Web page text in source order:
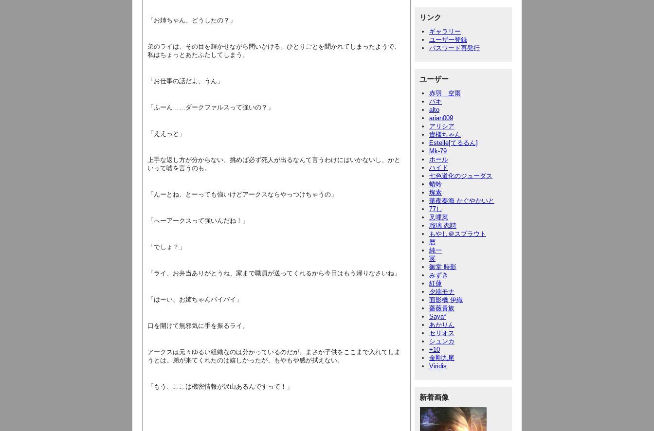
「お姉ちゃん、どうしたの？」
弟のライは、その目を輝かせながら問いかける。ひとりごとを聞かれてしまったようで、
私はちょっとあたふたしてしまう。
「お仕事の話だよ、うん」
「ふーん……ダークファルスって強いの？」
「ええっと」
上手な返し方が分からない。挑めば必ず死人が出るなんて言うわけにはいかないし、かと
いって嘘を言うのも。
「んーとね、とーっても強いけどアークスならやっつけちゃうの」
「へーアークスって強いんだね！」
「でしょ？」
「ライ、お弁当ありがとうね、家まで職員が送ってくれるから今日はもう帰りなさいね」
「はーい、お姉ちゃんバイバイ」
口を開けて無邪気に手を振るライ。
アークスは元々ゆるい組織なのは分かっているのだが、まさか子供をここまで入れてしま
うとは。弟が来てくれたのは嬉しかったが、もやもや感が拭えない。
「もう、ここは機密情報が沢山あるんですって！」
リンク
ギャラリー
ユーザー登録
パスワード再発行
ユーザー
赤羽 空雨
パキ
alto
arian009
アリシア
貴様ちゃん
Estelle[てるるん]
Mk-79
ホール
ハイド
七色道化のジューダス
蜻蛉
塊素
華夜奏海 かぐやかいと
77し
叉哩菜
瑠璃 恋詩
もやし＠スプラウト
暦
純一
冥
御堂 時影
みずき
紅蓮
夕端モナ
面影橋 伊織
薔薇貴族
Saya*
あかりん
セリオス
シュンカ
+10
金剛九尾
Viridis
新着画像